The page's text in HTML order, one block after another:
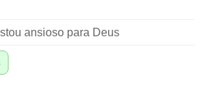
ansioso para Deus